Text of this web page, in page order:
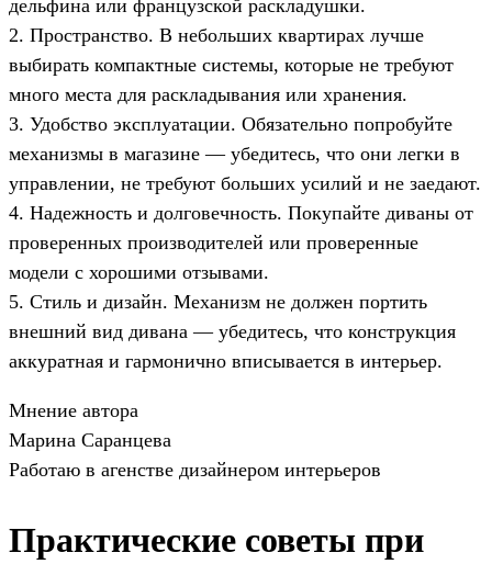
дельфина или французской раскладушки.
2. Пространство. В небольших квартирах лучше
выбирать компактные системы, которые не требуют
много места для раскладывания или хранения.
3. Удобство эксплуатации. Обязательно попробуйте
механизмы в магазине — убедитесь, что они легки в
управлении, не требуют больших усилий и не заедают.
4. Надежность и долговечность. Покупайте диваны от
проверенных производителей или проверенные
модели с хорошими отзывами.
5. Стиль и дизайн. Механизм не должен портить
внешний вид дивана — убедитесь, что конструкция
аккуратная и гармонично вписывается в интерьер.
Мнение автора
Марина Саранцева
Работаю в агенстве дизайнером интерьеров
Практические советы при